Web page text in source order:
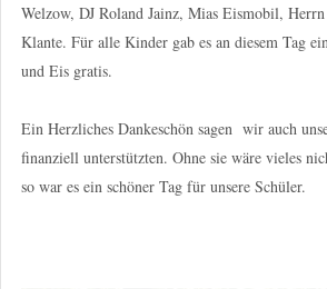
Welzow, DJ Roland Jainz, Mias Eismobil,
Klante. Für alle Kinder gab es an diesem Tag
und Eis gratis.
Ein Herzliches Dankeschön sagen wir auch
finanziell unterstützten. Ohne sie wäre vieles
so war es ein schöner Tag für unsere Schüler.